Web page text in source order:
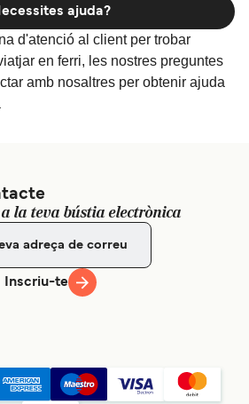
d'atenció al client per trobar
en ferri, les nostres preguntes
amb nosaltres per obtenir ajuda
ajuda?
la teva bústia electrònica
Inscriu-te